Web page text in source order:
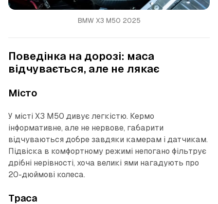
BMW X3 M50 2025
Поведінка на дорозі: маса
відчувається, але не лякає
Місто
У місті X3 M50 дивує легкістю. Кермо
інформативне, але не нервове, габарити
відчуваються добре завдяки камерам і датчикам.
Підвіска в комфортному режимі непогано фільтрує
дрібні нерівності, хоча великі ями нагадують про
20-дюймові колеса.
Траса